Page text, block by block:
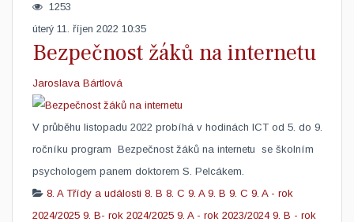
1253
úterý 11. říjen 2022 10:35
Bezpečnost žáků na internetu
Jaroslava Bártlová
V průběhu listopadu 2022 probíhá v hodinách ICT od 5. do 9.
ročníku program ​ Bezpečnost žáků na internetu se školním
psychologem panem doktorem S. Pelcákem. ​
8. A Třídy a události 8. B 8. C 9. A 9. B 9. C 9. A - rok
2024/2025 9. B- rok 2024/2025 9. A - rok 2023/2024 9. B - rok